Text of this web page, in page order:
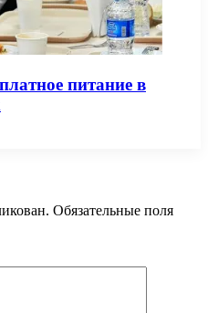
питание в
Обязательные поля